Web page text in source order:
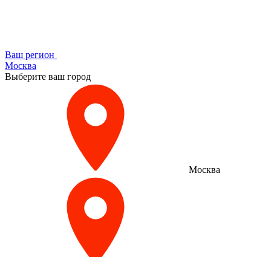
Ваш регион
Москва
Выберите ваш город
Москва